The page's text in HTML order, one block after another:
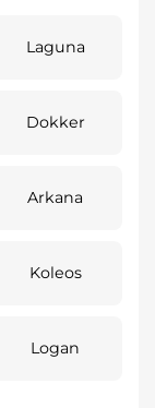
Laguna
Dokker
Arkana
Koleos
Logan